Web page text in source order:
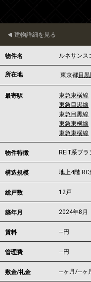
建物詳細を見る
物件名 ルネサンス
所在地 東京都目黒
最寄駅 東急東横線
東急目黒線
東急目黒線
東急東横線
東急東横線
物件特徴 REIT系ブ
構造規模 地上4階 RC
総戸数 12戸
築年月 2024年8月
賃料 ---円
管理費 ---円
敷金/礼金 ---ヶ月/---ヶ